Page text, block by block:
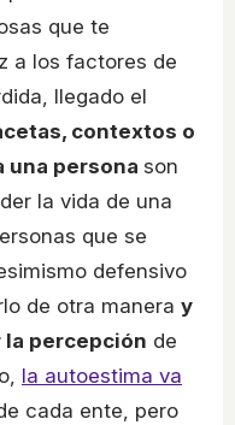
que te
a los factores de
llegado el
contextos o
una persona son
la vida de una
que se
defensivo
de otra manera y
la percepción de
la autoestima va
cada ente, pero